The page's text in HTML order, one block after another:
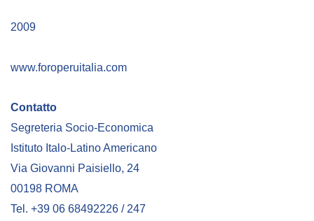
2009
www.foroperuitalia.com
Contatto
Segreteria Socio-Economica
Istituto Italo-Latino Americano
Via Giovanni Paisiello, 24
00198 ROMA
Tel. +39 06 68492226 / 247